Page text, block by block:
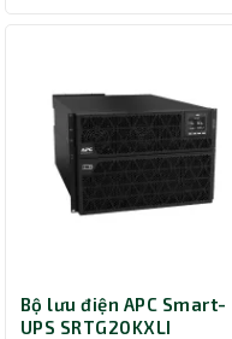
Bộ lưu điện APC Smart-
UPS SRTG20KXLI